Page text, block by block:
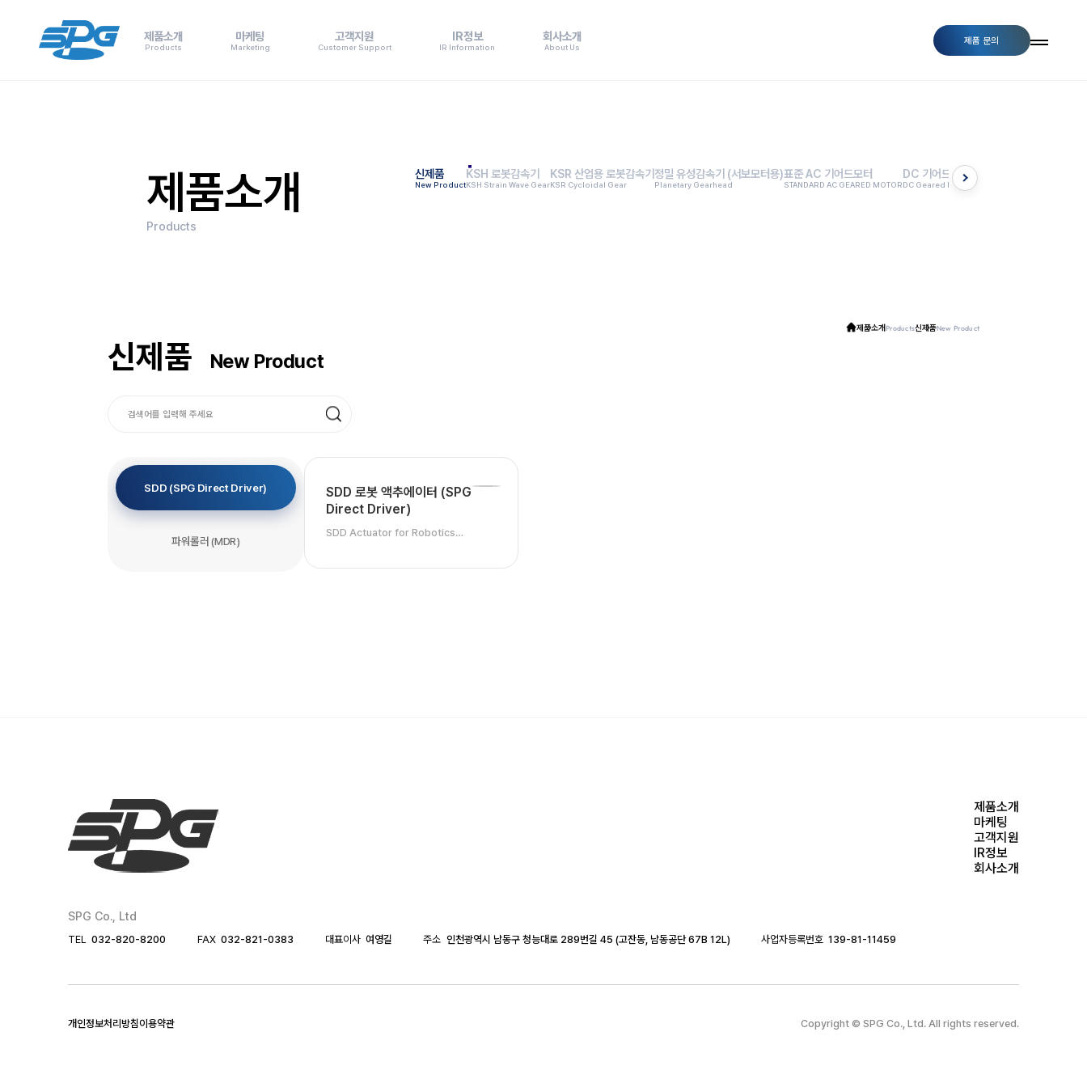
제품소개
Products
마케팅
Marketing
고객지원
Customer Support
IR정보
IR Information
회사소개
About Us
제품 문의
제품소개
Products
신제품
New Product
KSH 로봇감속기
KSH Strain Wave Gear
KSR 산업용 로봇감속기
KSR Cycloidal Gear
정밀 유성감속기 (서보모터용)
Planetary Gearhead
표준 AC 기어드모터
STANDARD AC GEARED MOTOR
DC 기어드모터
DC Geared Motor
BLDC 기어드모터
BLDC Geared Motor
제품소개Products신제품New Product
신제품 New Product
SDD (SPG Direct Driver)
파워롤러 (MDR)
SDD 로봇 액추에이터 (SPG
Direct Driver)
SDD Actuator for Robotics
SPG Co., Ltd
TEL 032-820-8200 FAX 032-821-0383 대표이사 여영길 주소 인천광역시 남동구 청능대로 289번길 45 (고잔동, 남동공단 67B 12L) 사업자등록번호 139-81-11459
제품소개
마케팅
고객지원
IR정보
회사소개
개인정보처리방침이용약관 Copyright © SPG Co., Ltd. All rights reserved.